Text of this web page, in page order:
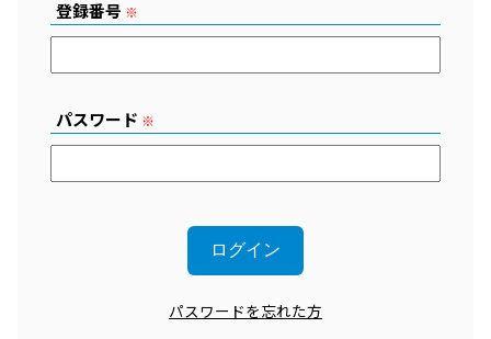
登録番号 ※
パスワード ※
パスワードを忘れた方